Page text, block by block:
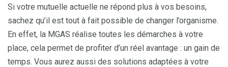
Si votre mutuelle actuelle ne répond plus à vos besoins,
sachez qu’il est tout à fait possible de changer l’organisme.
En effet, la MGAS réalise toutes les démarches à votre
place, cela permet de profiter d’un réel avantage : un gain de
temps. Vous aurez aussi des solutions adaptées à votre